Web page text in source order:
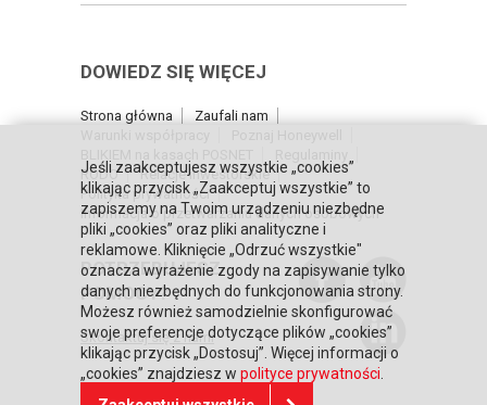
DOWIEDZ SIĘ WIĘCEJ
Strona główna
Zaufali nam
RODO
Relacje inwestorskie
Polityka prywatności
Informacja o przetwarzaniu danych osobowych
POTRZEBUJESZ
POMOCY?
Skontaktuj się z nami
Jeśli zaakceptujesz wszystkie „cookies”
klikając przycisk „Zaakceptuj wszystkie” to
zapiszemy na Twoim urządzeniu niezbędne
pliki „cookies” oraz pliki analityczne i
reklamowe. Kliknięcie „Odrzuć wszystkie"
oznacza wyrażenie zgody na zapisywanie tylko
danych niezbędnych do funkcjonowania strony.
Możesz również samodzielnie skonfigurować
swoje preferencje dotyczące plików „cookies”
klikając przycisk „Dostosuj”. Więcej informacji o
„cookies” znajdziesz w polityce prywatności